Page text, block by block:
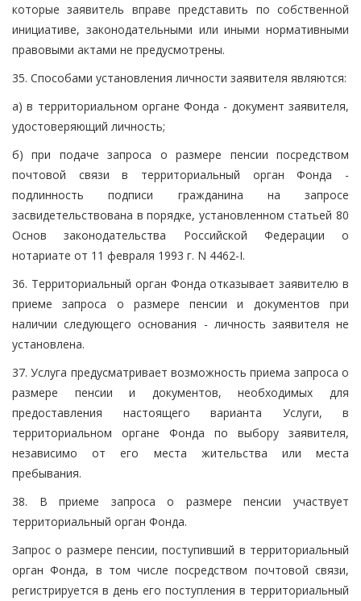
которые заявитель вправе представить по собственной
инициативе, законодательными или иными нормативными
правовыми актами не предусмотрены.
35. Способами установления личности заявителя являются:
а) в территориальном органе Фонда - документ заявителя,
удостоверяющий личность;
б) при подаче запроса о размере пенсии посредством
почтовой связи в территориальный орган Фонда -
подлинность подписи гражданина на запросе
засвидетельствована в порядке, установленном статьей 80
Основ законодательства Российской Федерации о
нотариате от 11 февраля 1993 г. N 4462-I.
36. Территориальный орган Фонда отказывает заявителю в
приеме запроса о размере пенсии и документов при
наличии следующего основания - личность заявителя не
установлена.
37. Услуга предусматривает возможность приема запроса о
размере пенсии и документов, необходимых для
предоставления настоящего варианта Услуги, в
территориальном органе Фонда по выбору заявителя,
независимо от его места жительства или места
пребывания.
38. В приеме запроса о размере пенсии участвует
территориальный орган Фонда.
Запрос о размере пенсии, поступивший в территориальный
орган Фонда, в том числе посредством почтовой связи,
регистрируется в день его поступления в территориальный